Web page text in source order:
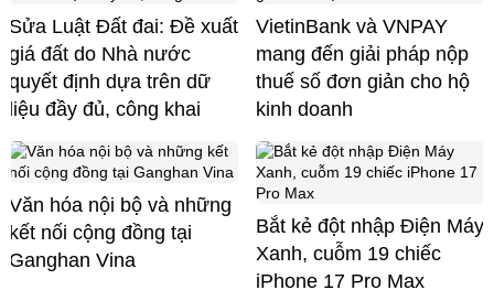
Sửa Luật Đất đai: Đề xuất
giá đất do Nhà nước
quyết định dựa trên dữ
liệu đầy đủ, công khai
VietinBank và VNPAY
mang đến giải pháp nộp
thuế số đơn giản cho hộ
kinh doanh
Văn hóa nội bộ và những
kết nối cộng đồng tại
Ganghan Vina
Bắt kẻ đột nhập Điện Máy
Xanh, cuỗm 19 chiếc
iPhone 17 Pro Max